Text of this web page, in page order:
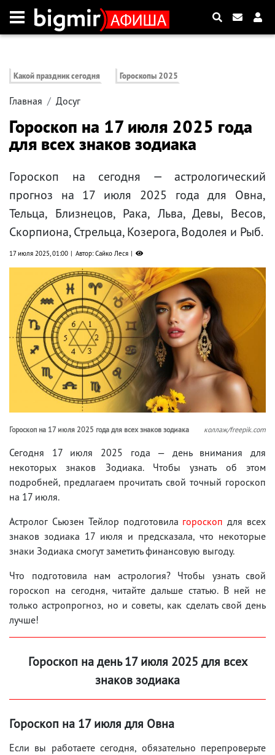
Какой праздник сегодня Гороскопы 2025
Главная Досуг
Гороскоп на 17 июля 2025 года
для всех знаков зодиака
Гороскоп на сегодня — астрологический
прогноз на 17 июля 2025 года для Овна,
Тельца, Близнецов, Рака, Льва, Девы, Весов,
Скорпиона, Стрельца, Козерога, Водолея и Рыб.
17 июля 2025, 01:00 Автор: Сайко Леся
Гороскоп на 17 июля 2025 года для всех знаков зодиака коллаж/freepik.com
Сегодня 17 июля 2025 года — день внимания для
некоторых знаков Зодиака. Чтобы узнать об этом
подробней, предлагаем прочитать свой точный гороскоп
на 17 июля.
Астролог Сьюзен Тейлор подготовила гороскоп для всех
знаков зодиака 17 июля и предсказала, что некоторые
знаки Зодиака смогут заметить финансовую выгоду.
Что подготовила нам астрология? Чтобы узнать свой
гороскоп на сегодня, читайте дальше статью. В ней не
только астропрогноз, но и советы, как сделать свой день
лучше!
Гороскоп на день 17июля 2025 для всех
знаков зодиака
Гороскоп на 17июля для Овна
Если вы работаете сегодня, обязательно перепроверьте